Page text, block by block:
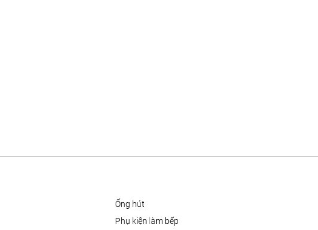
ống hút
phụ kiện làm bếp